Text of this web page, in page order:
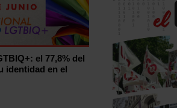
el 77,8% del
identidad en el